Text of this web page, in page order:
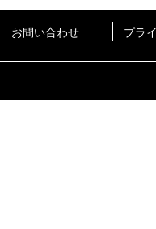
お問い合わせ プラ